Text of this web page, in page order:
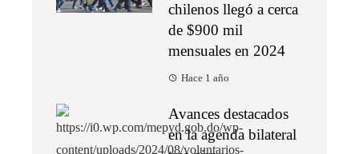
chilenos llegó a cerca
de $900 mil
mensuales en 2024
Hace 1 año
Avances destacados
en la agenda bilateral